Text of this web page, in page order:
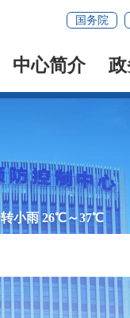
国务院
中心简介
转小雨 26℃～37℃